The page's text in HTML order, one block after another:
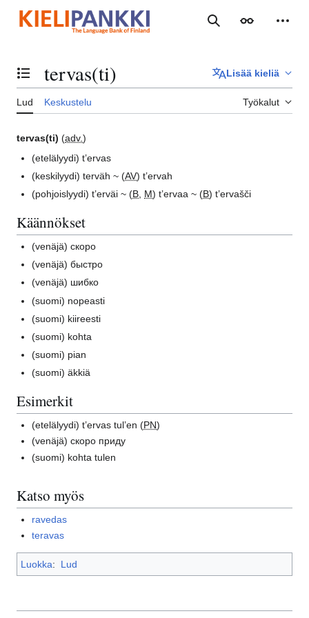
sisältöön
Haku Ulkoasu
Vaihda sisällysluettelo
tervas(ti) Lisää kieliä
Lud Keskustelu Työkalut
tervas(ti) (adv.)
(etelälyydi)t’ervas
(keskilyydi)terväh ~ (AV) t’ervah
(pohjoislyydi)t’erväi ~ (B, M) t’ervaa ~ (B) t’ervašči
Käännökset
(venäjä)скоро
(venäjä)быстро
(venäjä) шибко
(suomi) nopeasti
(suomi) kiireesti
(suomi) kohta
(suomi) pian
(suomi)äkkiä
Esimerkit
(etelälyydi)t’ervas tul’en (PN)
(venäjä)скоро приду
(suomi) kohta tulen
Katso myös
ravedas
teravas
Luokka: Lud